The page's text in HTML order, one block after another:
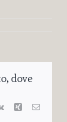
dove
Vk Xing Email